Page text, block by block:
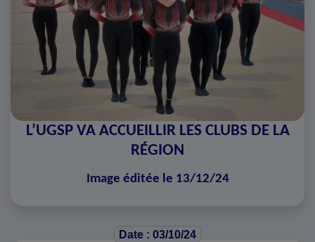
L’UGSP VA ACCUEILLIR LES CLUBS DE LA
RÉGION
Image éditée le 13/12/24
Date : 03/10/24